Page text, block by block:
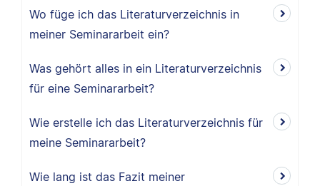
Wo füge ich das Literaturverzeichnis in
meiner Seminararbeit ein?
Was gehört alles in ein Literaturverzeichnis
für eine Seminararbeit?
Wie erstelle ich das Literaturverzeichnis für
meine Seminararbeit?
Wie lang ist das Fazit meiner